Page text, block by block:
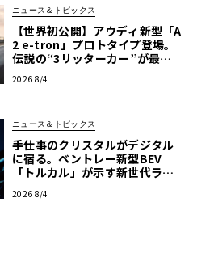
ニュース＆トピックス
【世界初公開】アウディ新型「A
2 e-tron」プロトタイプ登場。
伝説の“3リッターカー”が最高
【画像38枚】
2026 8/4
ニュース＆トピックス
手仕事のクリスタルがデジタル
に宿る。ベントレー新型BEV
「トルカル」が示す新世代ラグ
2026 8/4